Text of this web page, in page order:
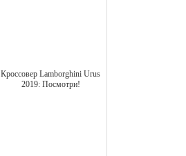
Кроссовер Lamborghini Urus
2019: Посмотри!